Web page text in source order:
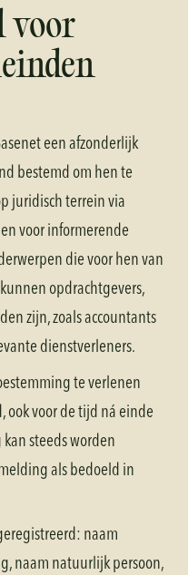
voor
een afzonderlijk
bestemd om hen te
juridisch terrein via
voor informerende
die voor hen van
opdrachtgevers,
zijn, zoals accountants
dienstverleners.
te verlenen
voor de tijd ná einde
steeds worden
als bedoeld in
naam
naam natuurlijk persoon,